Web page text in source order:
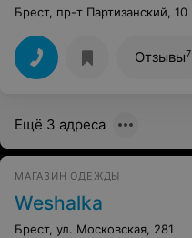
Брест, пр-т Партизанский, 10
Отзывы7
Ещё 3 адреса
МАГАЗИН ОДЕЖДЫ
Weshalka
Брест, ул. Московская, 281